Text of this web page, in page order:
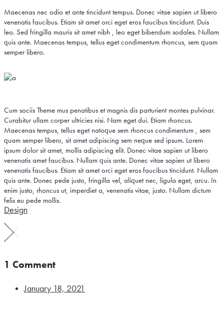
Maecenas nec odio et ante tincidunt tempus. Donec vitae sapien ut libero
venenatis faucibus. Etiam sit amet orci eget eros faucibus tincidunt. Duis
leo. Sed fringilla mauris sit amet nibh , leo eget bibendum sodales. Nullam
quis ante. Maecenas tempus, tellus eget condimentum rhoncus, sem quam
semper libero.
Cum sociis Theme mus penatibus et magnis dis parturient montes pulvinar.
Curabitur ullam corper ultricies nisi. Nam eget dui. Etiam rhoncus.
Maecenas tempus, tellus eget natoque sem rhoncus condimentum , sem
quam semper libero, sit amet adipiscing sem neque sed ipsum. Lorem
ipsum dolor sit amet, mollis adipiscing elit. Donec vitae sapien ut libero
venenatis amet faucibus. Nullam quis ante. Donec vitae sapien ut libero
venenatis faucibus. Etiam sit amet orci eget eros faucibus tincidunt. Nullam
quis ante. Donec pede justo, fringilla vel, aliquet nec, ligula eget, arcu. In
enim justo, rhoncus ut, imperdiet a, venenatis vitae, justo. Nullam dictum
felis eu pede mollis.
Design
1 Comment
January 18, 2021